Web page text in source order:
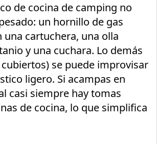
de cocina de camping no
un hornillo de gas
una cartuchera, una olla
y una cuchara. Lo demás
se puede improvisar
ligero. Si acampas en
casi siempre hay tomas
de cocina, lo que simplifica